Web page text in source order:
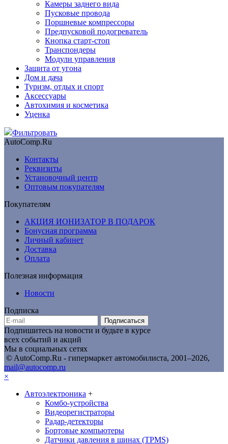
Камеры заднего вида
Пусковые провода
Поршневые компрессоры
Предпусковой подогреватель
Кнопка старт-стоп
Транспондеры
Модули управления
Защита от угона
Дом и дача
Туризм, отдых и спорт
Аксессуары
Автохимия и косметика
Уценка
Фильтровать
AutoComp.Ru
Контакты
Реквизиты
Установочный центр
Оптовым покупателям
Покупателям
АКЦИЯ ИОНИЗАТОР В ПОДАРОК
Бонусная программа
Личный кабинет
Доставка
Оплата
Полезная информация
Новости
Подписка
Подписаться
Подпишитесь на новости и будьте в курсе
всех событий и акций
Мы в социальных сетях
© AutoComp.Ru - гипермаркет автомобилиста, 2001–2026,
mail@autocomp.ru
×
Автоэлектроника +
Комбо-устройства
Видеорегистраторы
Радар-детекторы
Бортовые компьютеры
Датчики давления в шинах (TPMS)